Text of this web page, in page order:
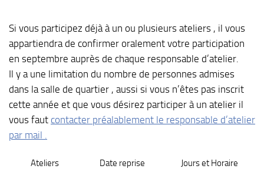
Si vous participez déjà à un ou plusieurs ateliers , il vous
appartiendra de confirmer oralement votre participation
en septembre auprès de chaque responsable d’atelier.
Il y a une limitation du nombre de personnes admises
dans la salle de quartier , aussi si vous n’êtes pas inscrit
cette année et que vous désirez participer à un atelier il
vous faut contacter préalablement le responsable d’atelier
par mail .
Ateliers Date reprise Jours et Horaire